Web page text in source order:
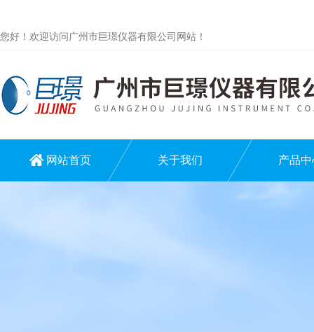
您好！欢迎访问广州市巨璟仪器有限公司网站！
网站首页 关于我们 产品中